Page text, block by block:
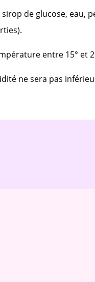
sirop de glucose, eau,
entre 15° et
ne sera pas